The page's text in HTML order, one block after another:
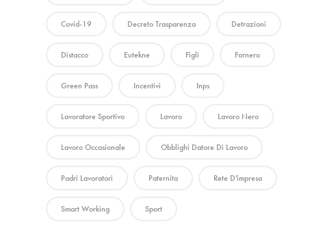
Covid-19 Decreto Trasparenza Detrazioni
Distacco Eutekne Figli Fornero
Green Pass Incentivi Inps
Lavoratore Sportivo Lavoro Lavoro Nero
Lavoro Occasionale Obblighi Datore Di Lavoro
Padri Lavoratori Paternita Rete D'impresa
Smart Working Sport